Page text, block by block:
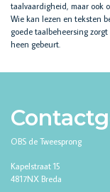
taalvaardigheid, maar ook
Wie kan lezen en teksten
goede taalbeheersing
heen gebeurt.
OBS de Tweesprong
Kapelstraat 15
4817NX Breda